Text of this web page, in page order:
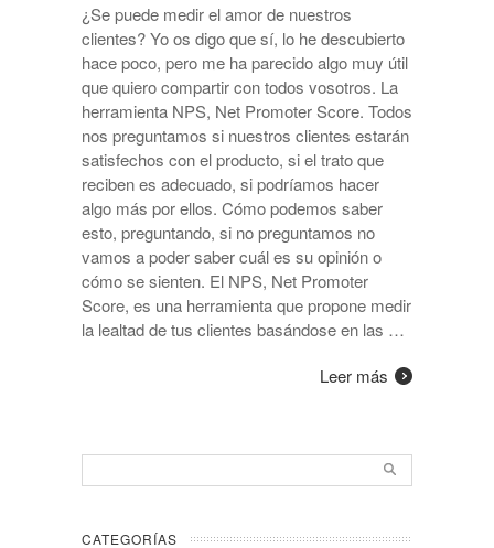
¿Se puede medir el amor de nuestros
clientes? Yo os digo que sí, lo he descubierto
hace poco, pero me ha parecido algo muy útil
que quiero compartir con todos vosotros. La
herramienta NPS, Net Promoter Score. Todos
nos preguntamos si nuestros clientes estarán
satisfechos con el producto, si el trato que
reciben es adecuado, si podríamos hacer
algo más por ellos. Cómo podemos saber
esto, preguntando, si no preguntamos no
vamos a poder saber cuál es su opinión o
cómo se sienten. El NPS, Net Promoter
Score, es una herramienta que propone medir
la lealtad de tus clientes basándose en las …
Leer más
CATEGORÍAS